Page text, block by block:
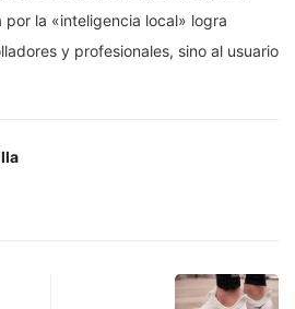
la «inteligencia local» logra
y profesionales, sino al usuario